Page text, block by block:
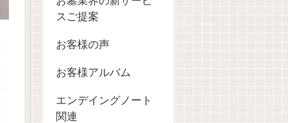
スご提案
お客様の声
お客様アルバム
エンデイングノート
関連